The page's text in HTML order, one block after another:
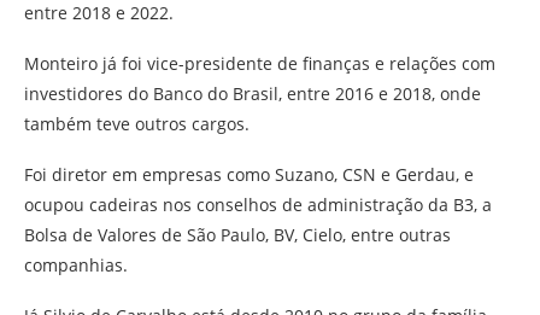
entre 2018 e 2022.
Monteiro já foi vice-presidente de finanças e relações com
investidores do Banco do Brasil, entre 2016 e 2018, onde
também teve outros cargos.
Foi diretor em empresas como Suzano, CSN e Gerdau, e
ocupou cadeiras nos conselhos de administração da B3, a
Bolsa de Valores de São Paulo, BV, Cielo, entre outras
companhias.